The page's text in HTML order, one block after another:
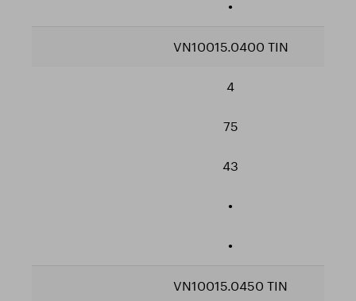
•
VN10015.0400 TIN
4
75
43
•
•
VN10015.0450 TIN